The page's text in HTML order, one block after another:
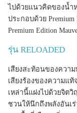
ไปด้วยแนวคิดของน้ำ
ประกอบด้วย Premium
Premium Edition
รุ่น RELOADED
เสียงสะท้อนของควา
เสียงร้องของความแ
เหล่านี้แฝงไปด้วยจิต
ชวนให้นึกถึงพลังอันเ